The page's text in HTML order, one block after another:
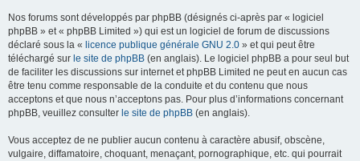
Nos forums sont développés par phpBB (désignés ci-après par « logiciel
phpBB » et « phpBB Limited ») qui est un logiciel de forum de discussions
déclaré sous la « licence publique générale GNU 2.0 » et qui peut être
téléchargé sur le site de phpBB (en anglais). Le logiciel phpBB a pour seul but
de faciliter les discussions sur internet et phpBB Limited ne peut en aucun cas
être tenu comme responsable de la conduite et du contenu que nous
acceptons et que nous n’acceptons pas. Pour plus d’informations concernant
phpBB, veuillez consulter le site de phpBB (en anglais).
Vous acceptez de ne publier aucun contenu à caractère abusif, obscène,
vulgaire, diffamatoire, choquant, menaçant, pornographique, etc. qui pourrait